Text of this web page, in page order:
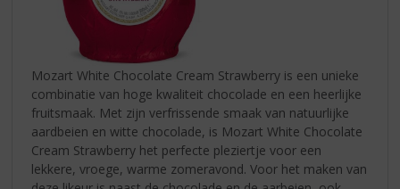
Mozart White Chocolate Cream Strawberry is een unieke
combinatie van hoge kwaliteit chocolade en een heerlijke
fruitsmaak. Met zijn verfrissende smaak van natuurlijke
aardbeien en witte chocolade, is Mozart White Chocolate
Cream Strawberry het perfecte pleziertje voor een
lekkere, vroege, warme zomeravond. Voor het maken van